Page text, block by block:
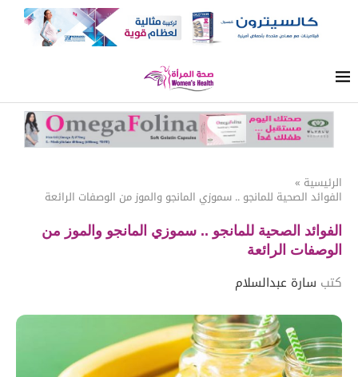
الرئيسية »
الفوائد الصحية للمانجو .. سموزي المانجو والموز من الوصفات الرائعة
الفوائد الصحية للمانجو .. سموزي المانجو والموز من
الوصفات الرائعة
كتب سارة عبدالسلام